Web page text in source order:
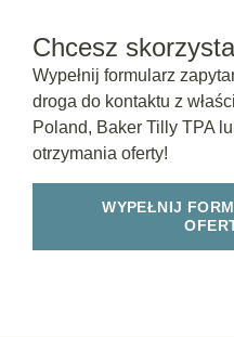
Chcesz
Wypełnij formularz
droga do kontaktu z
Poland, Baker Tilly TPA
otrzymania oferty!
WYPEŁNIJ